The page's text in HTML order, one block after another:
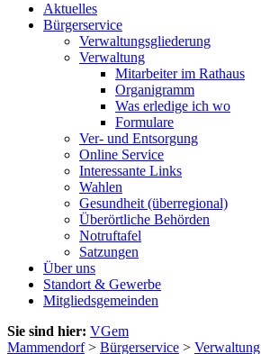
Aktuelles
Bürgerservice
Verwaltungsgliederung
Verwaltung
Mitarbeiter im Rathaus
Organigramm
Was erledige ich wo
Formulare
Ver- und Entsorgung
Online Service
Interessante Links
Wahlen
Gesundheit (überregional)
Überörtliche Behörden
Notruftafel
Satzungen
Über uns
Standort & Gewerbe
Mitgliedsgemeinden
Sie sind hier: VGem
Mammendorf> Bürgerservice > Verwaltung